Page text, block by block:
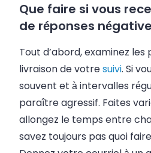
Que faire si vous
de réponses
Tout d’abord, examinez
livraison de votresuivi. Si
souvent et à intervalles
paraître agressif. Faites
allongez le temps entre
savez toujours pas quoi